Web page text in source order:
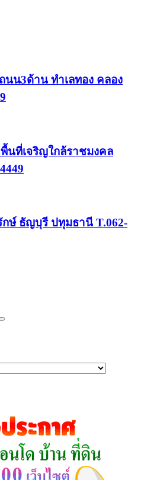
น3ด้าน ทำเลทอง คลอง
นที่เจริญใกล้ราชมงคล
ษ์ ธัญบุรี ปทุมธานี T.062-